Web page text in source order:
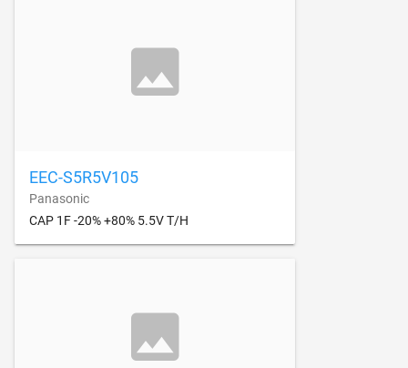
EEC-S5R5V105
Panasonic
CAP 1F -20% +80% 5.5V T/H